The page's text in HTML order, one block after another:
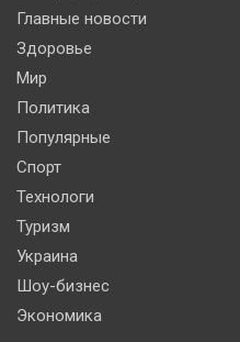
Главные новости
Здоровье
Мир
Политика
Популярные
Спорт
Технологи
Туризм
Украина
Шоу-бизнес
Экономика